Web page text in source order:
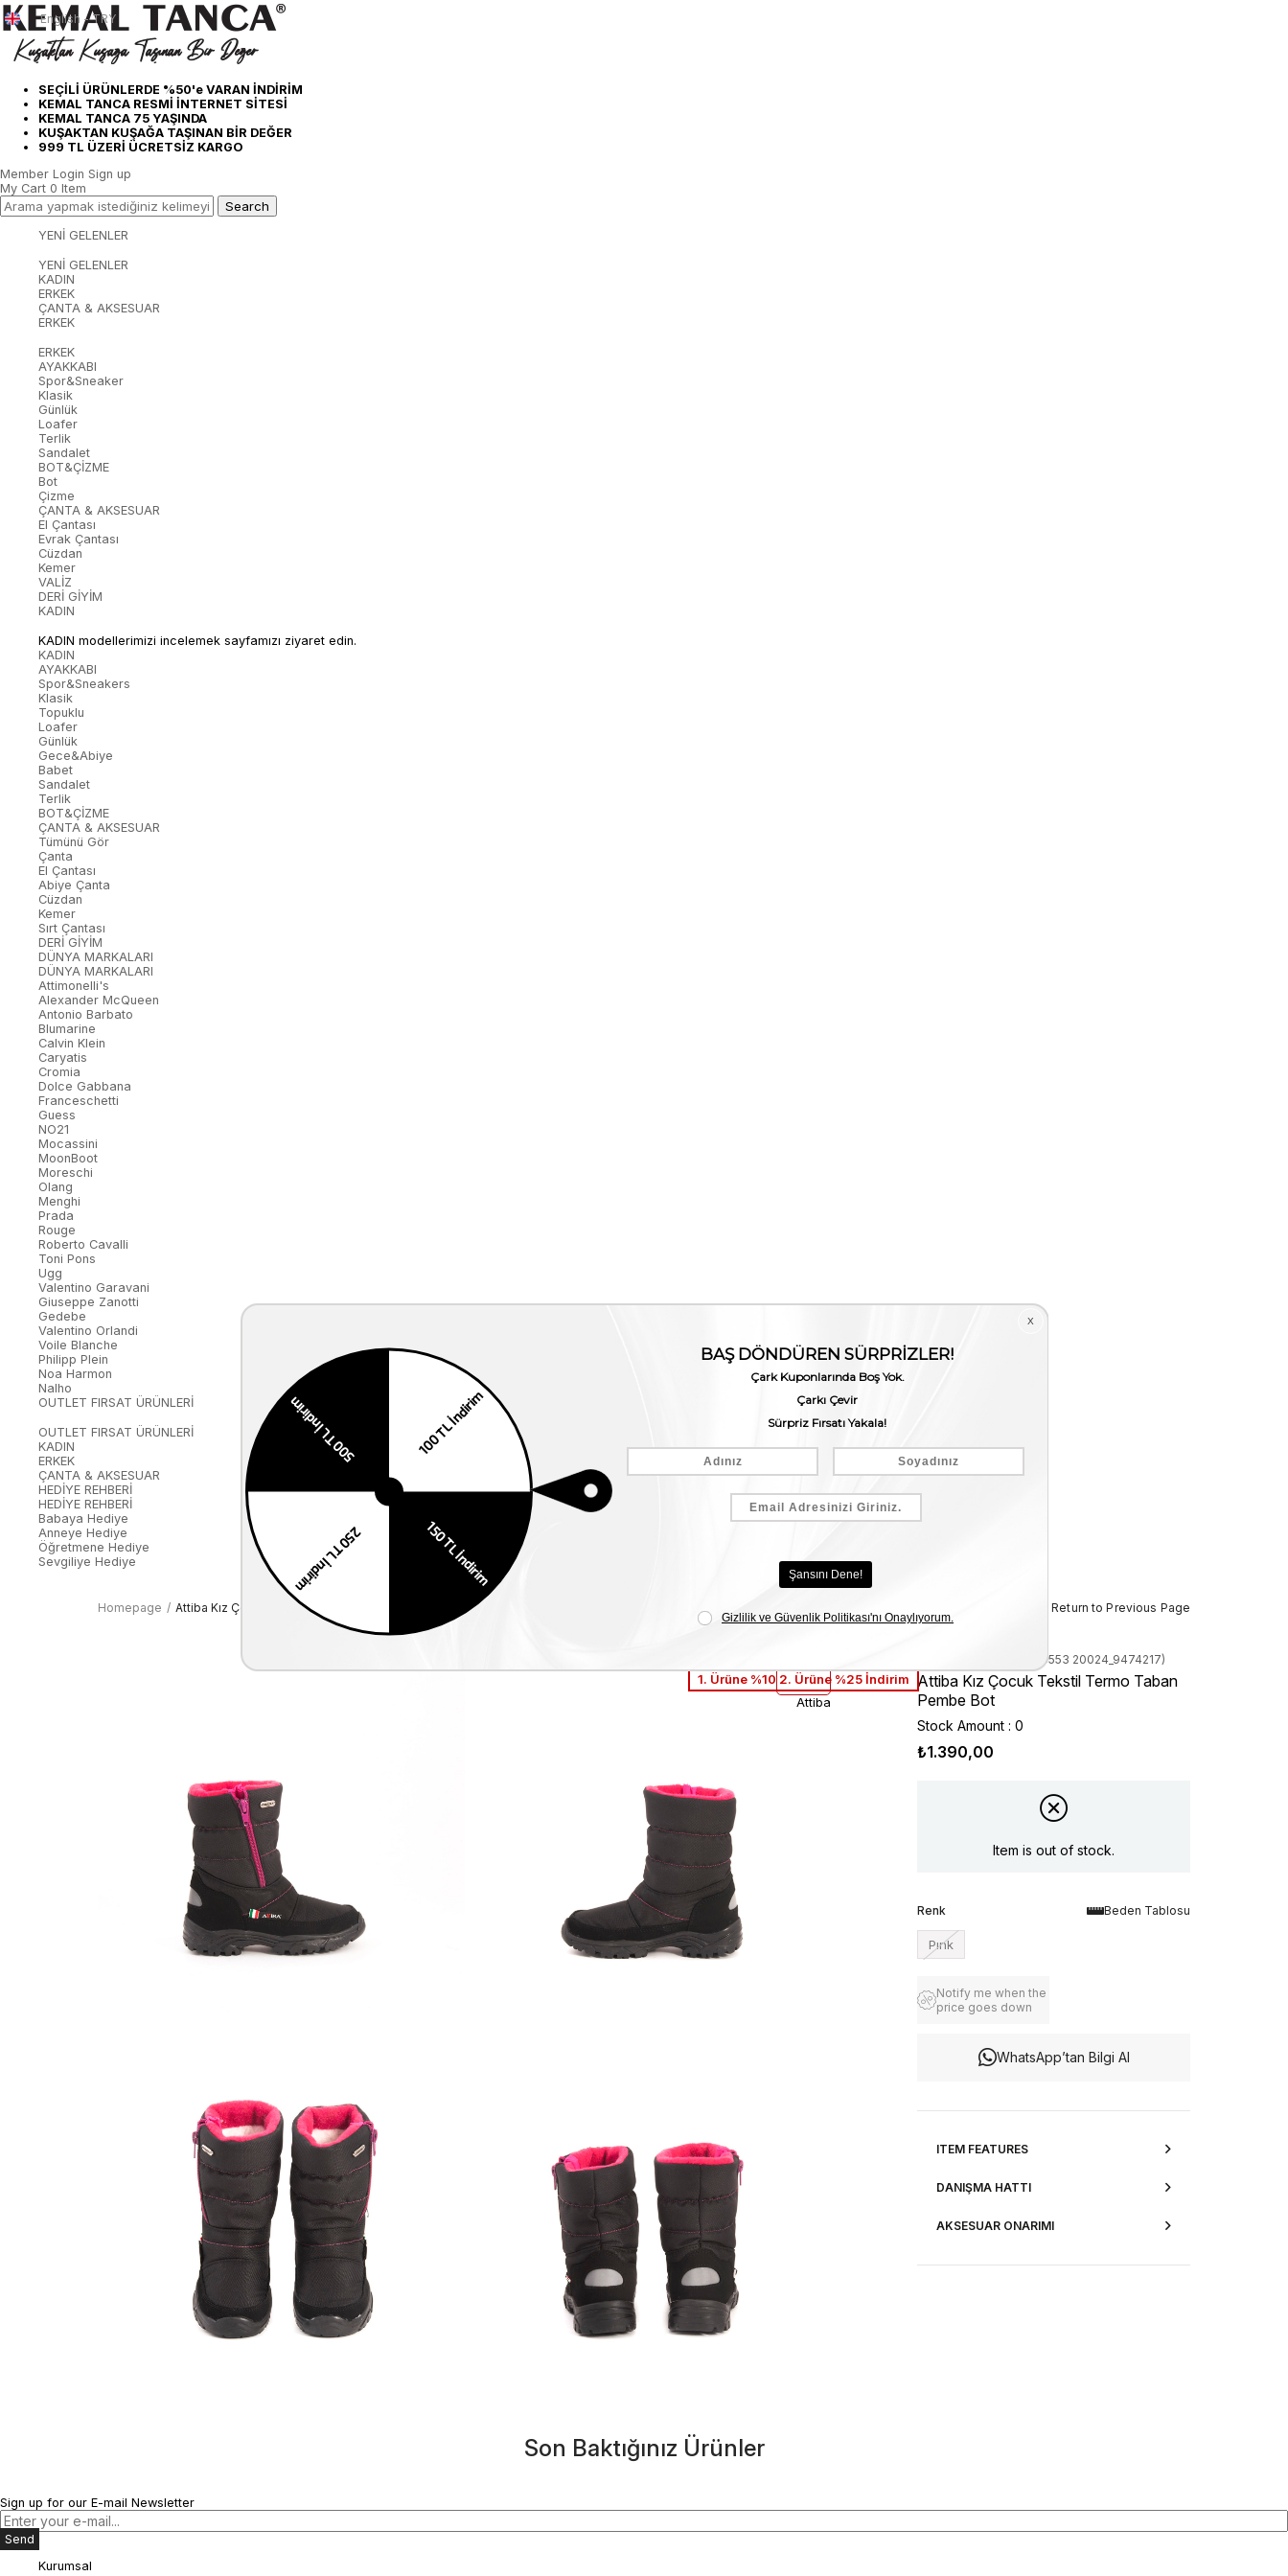
SEÇİLİ ÜRÜNLERDE %50'e VARAN İNDİRİM
KEMAL TANCA RESMİ İNTERNET SİTESİ
KEMAL TANCA 75 YAŞINDA
KUŞAKTAN KUŞAĞA TAŞINAN BİR DEĞER
999 TL ÜZERİ ÜCRETSİZ KARGO
English - TRY
Member Login Sign up
My Cart 0 Item
YENİ GELENLER
YENİ GELENLER
KADIN
ERKEK
ÇANTA & AKSESUAR
ERKEK
ERKEK
AYAKKABI
Spor&Sneaker
Klasik
Günlük
Loafer
Terlik
Sandalet
BOT&ÇİZME
Bot
Çizme
ÇANTA & AKSESUAR
El Çantası
Evrak Çantası
Cüzdan
Kemer
VALİZ
DERİ GİYİM
KADIN
KADIN modellerimizi incelemek sayfamızı ziyaret edin.
KADIN
AYAKKABI
Spor&Sneakers
Klasik
Topuklu
Loafer
Günlük
Gece&Abiye
Babet
Sandalet
Terlik
BOT&ÇİZME
ÇANTA & AKSESUAR
Tümünü Gör
Çanta
El Çantası
Abiye Çanta
Cüzdan
Kemer
Sırt Çantası
DERİ GİYİM
DÜNYA MARKALARI
DÜNYA MARKALARI
Attimonelli's
Alexander McQueen
Antonio Barbato
Blumarine
Calvin Klein
Caryatis
Cromia
Dolce Gabbana
Franceschetti
Guess
NO21
Mocassini
MoonBoot
Moreschi
Olang
Menghi
Prada
Rouge
Roberto Cavalli
Toni Pons
Ugg
Valentino Garavani
Giuseppe Zanotti
Gedebe
Valentino Orlandi
Voile Blanche
Philipp Plein
Noa Harmon
Nalho
OUTLET FIRSAT ÜRÜNLERİ
OUTLET FIRSAT ÜRÜNLERİ
KADIN
ERKEK
ÇANTA & AKSESUAR
HEDİYE REHBERİ
HEDİYE REHBERİ
Babaya Hediye
Anneye Hediye
Öğretmene Hediye
Sevgiliye Hediye
Homepage Attiba Kız Çocuk Tekstil Termo Taban Pembe Bot < < Return to Previous Page
1. Ürüne %10 2. Ürüne %25 İndirim
Attiba
(182ATEC553 20024_9474217)
Attiba Kız Çocuk Tekstil Termo Taban
Pembe Bot
Stock Amount : 0
₺1.390,00
Item is out of stock.
Beden Tablosu
Renk
Pınk
Notify me when the
price goes down
WhatsApp’tan Bilgi Al
ITEM FEATURES
DANIŞMA HATTI
AKSESUAR ONARIMI
Son Baktığınız Ürünler
Sign up for our E-mail Newsletter
Send
Kurumsal